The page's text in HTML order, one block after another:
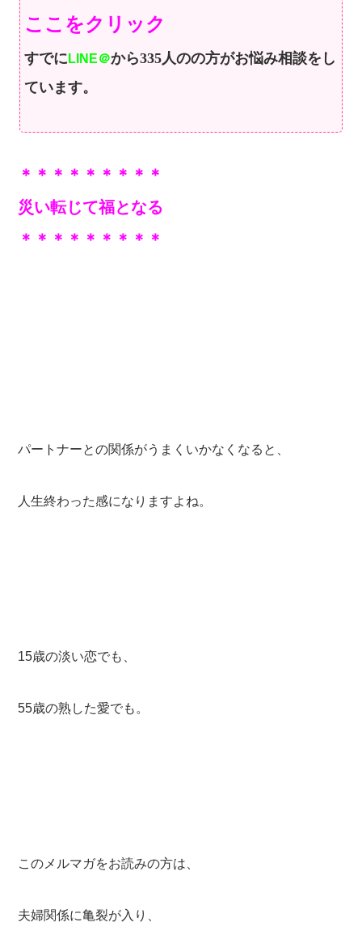
ここをクリック
すでに LINE＠から335人のの方がお悩み相談をし
ています。
＊＊＊＊＊＊＊＊＊
災い転じて福となる
＊＊＊＊＊＊＊＊＊
パートナーとの関係がうまくいかなくなると、
人生終わった感になりますよね。
15歳の淡い恋でも、
55歳の熟した愛でも。
このメルマガをお読みの方は、
夫婦関係に亀裂が入り、